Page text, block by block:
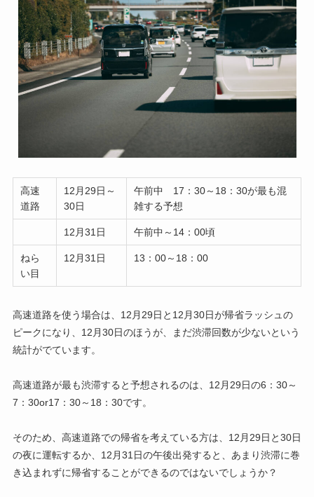
高速
道路
12月29日～
30日
午前中 17：30～18：30が最も混
雑する予想
12月31日 午前中～14：00頃
ねら
い目
12月31日 13：00～18：00
高速道路を使う場合は、12月29日と12月30日が帰省ラッシュの
ピークになり、12月30日のほうが、まだ渋滞回数が少ないという
統計がでています。
高速道路が最も渋滞すると予想されるのは、12月29日の6：30～
7：30or17：30～18：30です。
そのため、高速道路での帰省を考えている方は、12月29日と30日
の夜に運転するか、12月31日の午後出発すると、あまり渋滞に巻
き込まれずに帰省することができるのではないでしょうか？